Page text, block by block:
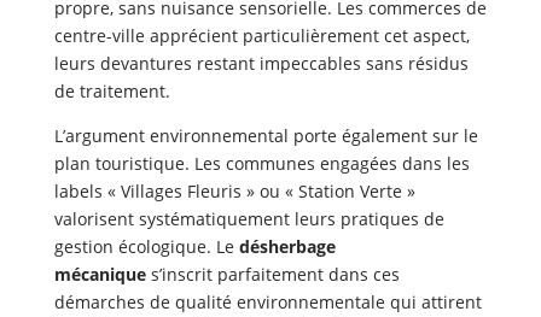
propre, sans nuisance sensorielle. Les commerces de
centre-ville apprécient particulièrement cet aspect,
leurs devantures restant impeccables sans résidus
de traitement.
L’argument environnemental porte également sur le
plan touristique. Les communes engagées dans les
labels « Villages Fleuris » ou « Station Verte »
valorisent systématiquement leurs pratiques de
gestion écologique. Le désherbage
mécaniques’inscrit parfaitement dans ces
démarches de qualité environnementale qui attirent